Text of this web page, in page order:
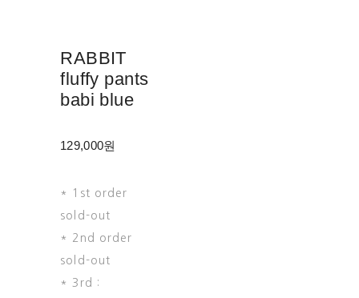
RABBIT
fluffy pants
babi blue
129,000원
* 1st order
sold-out
* 2nd order
sold-out
* 3rd :